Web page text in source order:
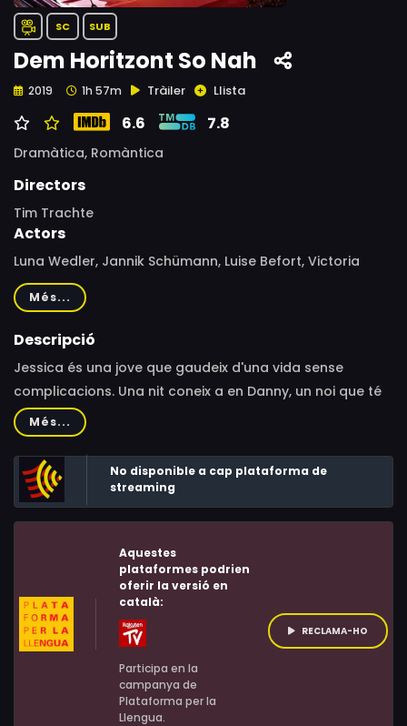
SC SUB
Dem Horitzont So Nah
2019 1h 57m Tràiler Llista
6.6 7.8
Dramàtica, Romàntica
Directors
Tim Trachte
Actors
Luna Wedler, Jannik Schümann, Luise Befort, Victoria
Mayer, Stephan Kampwirth, Denis Moschitto, Frederick
Lau, Henry Horn, Kristin Hunold, Marta Martin, Jamie Bick,
Judith Paus, Axel Röhrle, Emil Schwarz, Julia Eiber, Lena
Més...
Descripció
Jessica és una jove que gaudeix d'una vida sense
complicacions. Una nit coneix a en Danny, un noi que té
totes les qualitats que ella ha somniat.
Més...
No disponible a cap plataforma de
streaming
Aquestes
plataformes podrien
oferir la versió en
català:
Participa en la
campanya de
Plataforma per la
Llengua.
RECLAMA-HO